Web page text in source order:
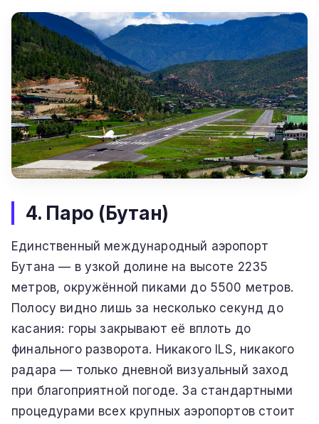
4. Паро (Бутан)
Единственный международный аэропорт
Бутана — в узкой долине на высоте 2235
метров, окружённой пиками до 5500 метров.
Полосу видно лишь за несколько секунд до
касания: горы закрывают её вплоть до
финального разворота. Никакого ILS, никакого
радара — только дневной визуальный заход
при благоприятной погоде. За стандартными
процедурами всех крупных аэропортов стоит